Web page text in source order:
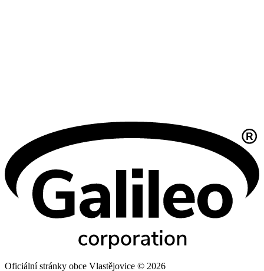
Oficiální stránky obce Vlastějovice © 2026